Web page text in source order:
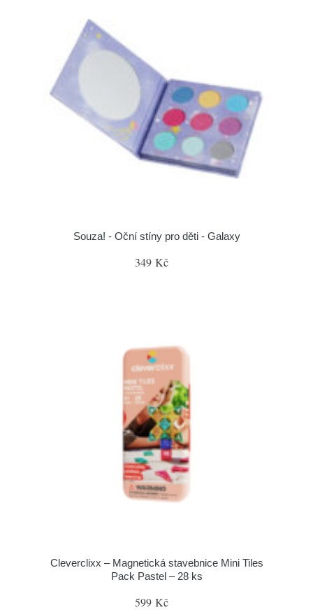
Souza! - Oční stíny pro děti - Galaxy
349 Kč
Cleverclixx – Magnetická stavebnice Mini Tiles
Pack Pastel – 28 ks
599 Kč